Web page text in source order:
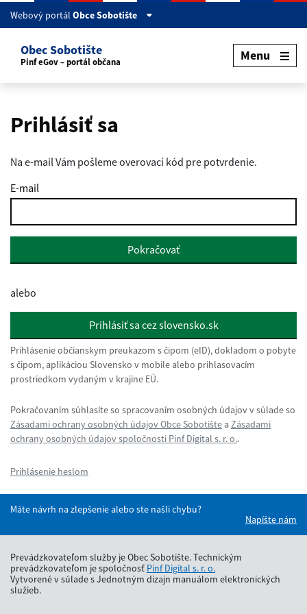
Webový portál Obce Sobotište
Obec Sobotište
Pinf eGov – portál občana Menu
Prihlásiť sa
Na e-mail Vám pošleme overovací kód pre potvrdenie.
E-mail
Pokračovať
alebo
Prihlásiť sa cez slovensko.sk
Prihlásenie občianskym preukazom s čipom (eID), dokladom o pobyte
s čipom, aplikáciou Slovensko v mobile alebo prihlasovacím
prostriedkom vydaným v krajine EÚ.
Pokračovaním súhlasíte so spracovaním osobných údajov v súlade so
Zásadami ochrany osobných údajov Obce Sobotište a Zásadami
ochrany osobných údajov spoločnosti Pinf Digital s. r. o..
Prihlásenie heslom
Máte návrh na zlepšenie alebo ste našli chybu?
Napíšte nám
Prevádzkovateľom služby je Obec Sobotište. Technickým
prevádzkovateľom je spoločnosť Pinf Digital s. r. o.
Vytvorené v súlade s Jednotným dizajn manuálom elektronických
služieb.